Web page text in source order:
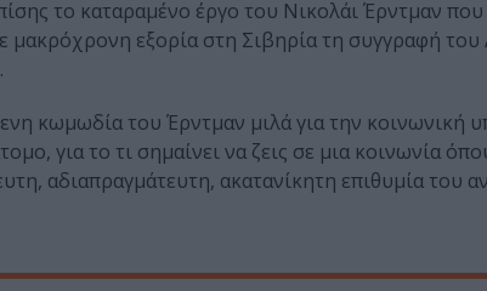
το καταραμένο έργο του Νικολάι Έρντμαν
εξορία στη Σιβηρία τη συγγραφή
κωμωδία του Έρντμαν μιλά για την κοινωνική
για το τι σημαίνει να ζεις σε μια κοινωνία
αδιαπραγμάτευτη, ακατανίκητη επιθυμία του